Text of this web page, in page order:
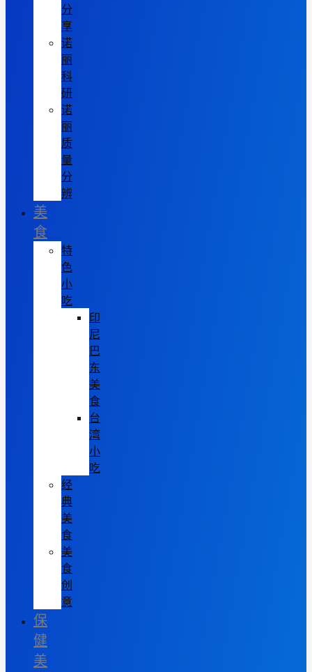
分
享
诺
丽
科
研
诺
丽
质
量
分
辨
美
食
特
色
小
吃
印
尼
巴
东
美
食
台
湾
小
吃
经
典
美
食
美
食
创
意
保
健
美